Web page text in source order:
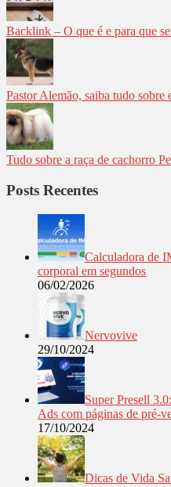
Backlink – O que é e para que
Pastor Alemão, saiba tudo sobre
Tudo sobre a raça de cachorro
Posts Recentes
Calculadora de
corporal em segundos
06/02/2026
Nervovive
29/10/2024
Super Presell
Ads com páginas de pré-
17/10/2024
Dicas de Vida